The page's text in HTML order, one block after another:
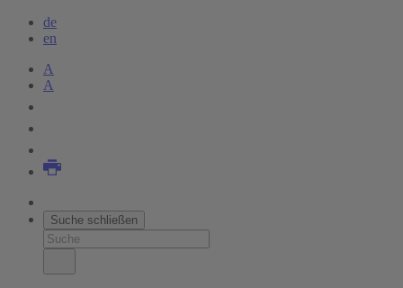
de
en
A
A
Suche schließen